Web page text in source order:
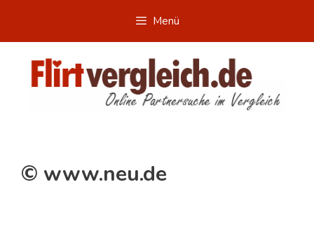
springen
Menü
© www.neu.de